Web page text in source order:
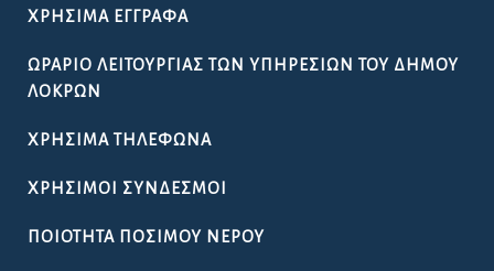
ΧΡΉΣΙΜΑ ΈΓΓΡΑΦΑ
ΩΡΆΡΙΟ ΛΕΙΤΟΥΡΓΊΑΣ ΤΩΝ ΥΠΗΡΕΣΙΏΝ ΤΟΥ ΔΉΜΟΥ
ΛΟΚΡΏΝ
ΧΡΉΣΙΜΑ ΤΗΛΈΦΩΝΑ
ΧΡΉΣΙΜΟΙ ΣΎΝΔΕΣΜΟΙ
ΠΟΙΌΤΗΤΑ ΠΌΣΙΜΟΥ ΝΕΡΟΎ